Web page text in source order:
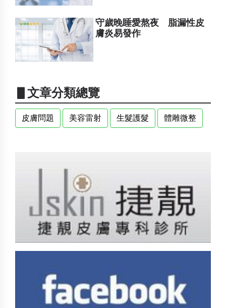
守歲晚睡愛熬夜 脂漏性皮
膚炎易發作
▋文章分類總覽
皮膚問題 美容雷射 生髮護髮 體雕微整